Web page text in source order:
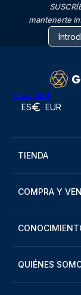
mantenerte
Trustpilot
ES EUR
TIENDA
COMPRA Y
QUIÉNES